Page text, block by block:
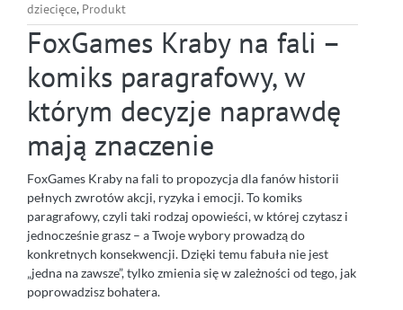
dziecięce, Produkt
FoxGames Kraby na fali –
komiks paragrafowy, w
którym decyzje naprawdę
mają znaczenie
FoxGames Kraby na fali to propozycja dla fanów historii
pełnych zwrotów akcji, ryzyka i emocji. To komiks
paragrafowy, czyli taki rodzaj opowieści, w której czytasz i
jednocześnie grasz – a Twoje wybory prowadzą do
konkretnych konsekwencji. Dzięki temu fabuła nie jest
„jedna na zawsze”, tylko zmienia się w zależności od tego, jak
poprowadzisz bohatera.